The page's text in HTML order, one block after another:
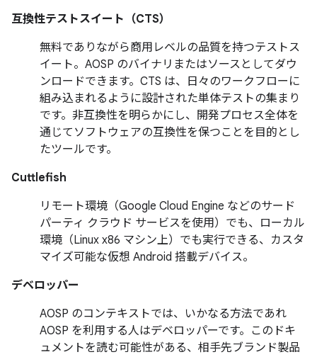
互換性テストスイート（CTS）
無料でありながら商用レベルの品質を持つテストス
イート。AOSP のバイナリまたはソースとしてダウ
ンロードできます。CTS は、日々のワークフローに
組み込まれるように設計された単体テストの集まり
です。非互換性を明らかにし、開発プロセス全体を
通じてソフトウェアの互換性を保つことを目的とし
たツールです。
Cuttlefish
リモート環境（Google Cloud Engine などのサード
パーティ クラウド サービスを使用）でも、ローカル
環境（Linux x86 マシン上）でも実行できる、カスタ
マイズ可能な仮想 Android 搭載デバイス。
デベロッパー
AOSP のコンテキストでは、いかなる方法であれ
AOSP を利用する人はデベロッパーです。このドキ
ュメントを読む可能性がある、相手先ブランド製品